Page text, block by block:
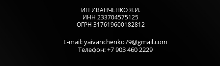
E-mail:yaivanchenko79@gmail.com
Телефон: +7 903 460 2229
ИП ИВАНЧЕНКО Я.И.
ИНН 233704575125
ОГРН 317619600182812